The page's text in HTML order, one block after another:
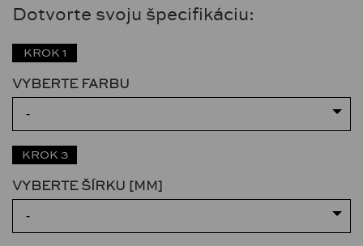
Dotvorte svoju špecifikáciu:
KROK 1
VYBERTE FARBU
-
KROK 3
VYBERTE ŠÍRKU [MM]
-